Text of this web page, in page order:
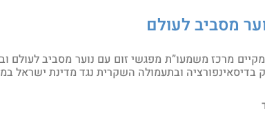
מסביב לעולם
ה-7 באוקטובר מקיים מרכז משמעו”ת מפגשי זום עם נוער
ובתעמולה השקרית נגד מדינת ישראל